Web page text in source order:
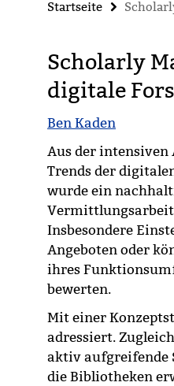
Startseite
Scholarly
digitale
Ben Kaden
Aus der
Trends der
wurde ein
Vermittlungsarbeit
Insbesondere
Angeboten oder
ihres
bewerten.
Mit einer
adressiert.
aktiv aufgreifende
die Bibliotheken